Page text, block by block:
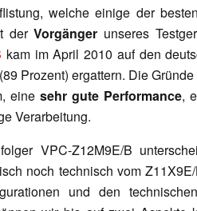
welche einige der
derVorgänger unseres
kam im April 2010 auf den
(89 Prozent) ergattern. Die
eine sehr gute Performance,
Verarbeitung.
VPC-Z12M9E/B
noch technisch vom
und den